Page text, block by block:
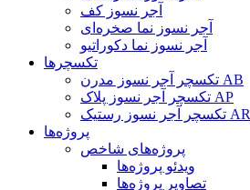
آجر نسوز کف
آجر نسوز نما صخره‌ای
آجر نسوز نما دکوراتیو
تکسچرها
تکسچر آجر نسوز مدرن AB
تکسچر آجر نسوز پلاک AP
تکسچر آجر نسوز رستیک AR
پروژه‌ها
پروژه‌های شاخص
ویدئو پروژه‌ها
تصاویر پروژه‌ها